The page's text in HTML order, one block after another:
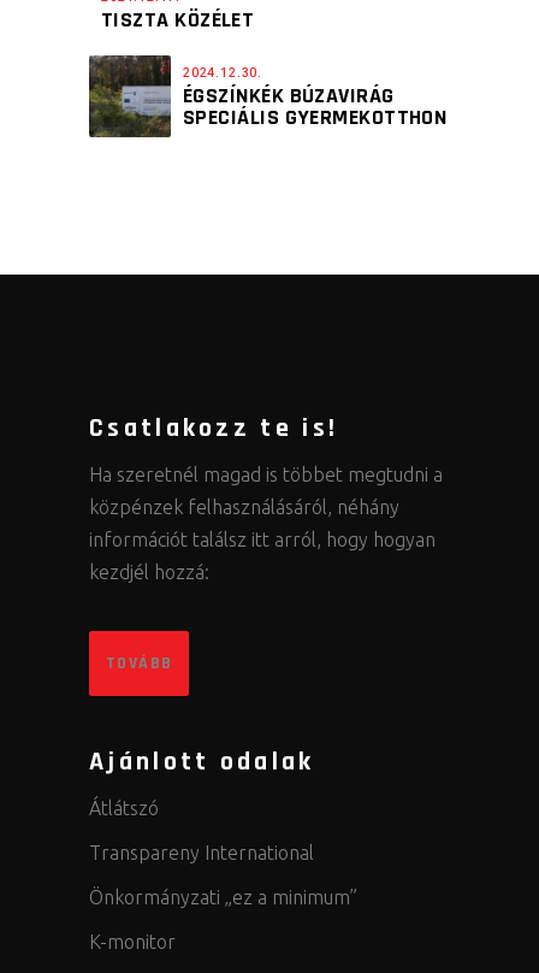
TISZTA KÖZÉLET
2024.12.30.
ÉGSZÍNKÉK BÚZAVIRÁG
SPECIÁLIS GYERMEKOTTHON
Csatlakozz te is!
Ha szeretnél magad is többet megtudni a
közpénzek felhasználásáról, néhány
információt találsz itt arról, hogy hogyan
kezdjél hozzá:
TOVÁBB
Ajánlott odalak
Átlátszó
Transpareny International
Önkormányzati „ez a minimum”
K-monitor